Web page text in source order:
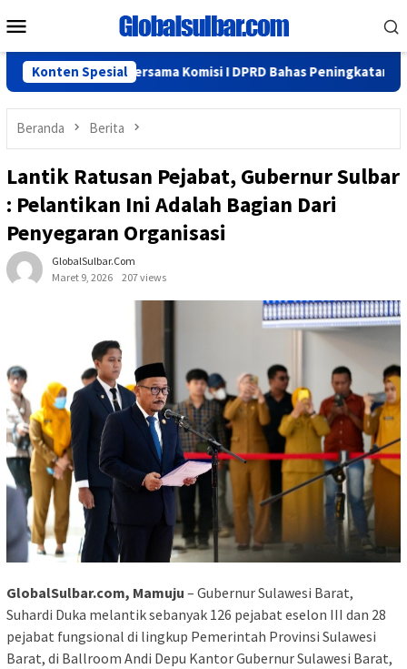
ke
Mobile
Konten Spesial
Sulbar Bersama Komisi I DPRD Bahas Peningkatan Pelayanan
Beranda Berita
Lantik Ratusan Pejabat, Gubernur Sulbar
: Pelantikan Ini Adalah Bagian Dari
Penyegaran Organisasi
GlobalSulbar.com
Maret 9, 2026
207 views
GlobalSulbar.com, Mamuju – Gubernur Sulawesi Barat,
Suhardi Duka melantik sebanyak 126 pejabat eselon III dan 28
pejabat fungsional di lingkup Pemerintah Provinsi Sulawesi
Barat, di Ballroom Andi Depu Kantor Gubernur Sulawesi Barat,